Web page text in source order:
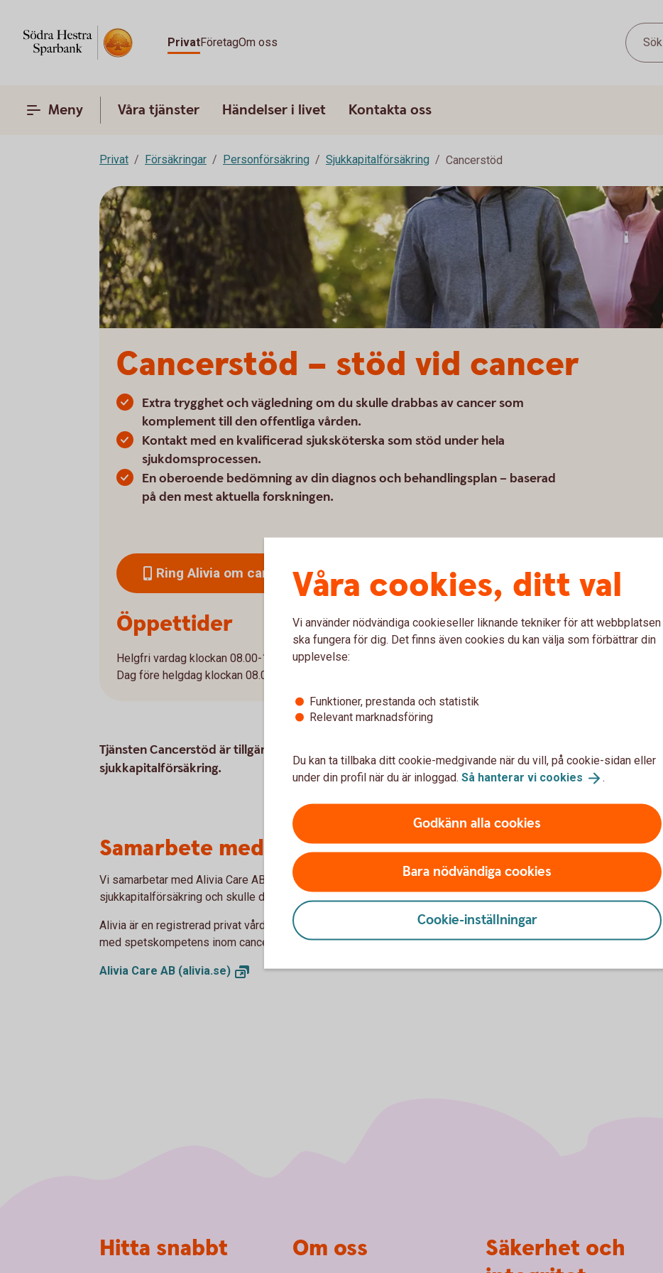
PrivatFöretagOm oss Sök
Meny Våra tjänster Händelser i livet Kontakta oss
Privat Försäkringar Personförsäkring Sjukkapitalförsäkring Cancerstöd
Cancerstöd – stöd vid cancer
Extra trygghet och vägledning om du skulle drabbas av cancer som
komplement till den offentliga vården.
Kontakt med en kvalificerad sjuksköterska som stöd under hela
sjukdomsprocessen.
En oberoende bedömning av din diagnos och behandlingsplan – baserad
på den mest aktuella forskningen.
Ring Alivia om cancerstöd
Öppettider
Helgfri vardag klockan 08.00-16.00.
Dag före helgdag klockan 08.00-12.00.
Tjänsten Cancerstöd är tillgänglig utan extra kostnad för dig som har Trygga
sjukkapitalförsäkring.
Samarbete med Alivia Care
Vi samarbetar med Alivia Care AB i cancerstödet. Om du har Trygga
sjukkapitalförsäkring och skulle drabbas av cancer tar du kontakt med Alivia.
Alivia är en registrerad privat vårdgivare hos Inspektionen för Vård och Omsorg (IVO)
med spetskompetens inom cancer.
Alivia Care AB (alivia.se)
Våra cookies, ditt val
Vi använder nödvändiga cookieseller liknande tekniker för att webbplatsen
ska fungera för dig. Det finns även cookies du kan välja som förbättrar din
upplevelse:
Funktioner, prestanda och statistik
Relevant marknadsföring
Du kan ta tillbaka ditt cookie-medgivande när du vill, på cookie-sidan eller
under din profil när du är inloggad. Så hanterar vi cookies .
Godkänn alla cookies
Bara nödvändiga cookies
Cookie-inställningar
Hitta snabbt Om oss
Säkerhet och